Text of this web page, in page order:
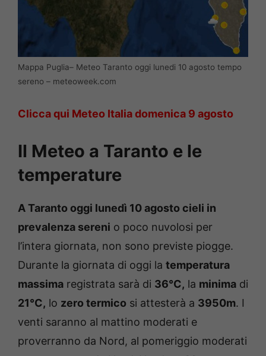
Mappa Puglia– Meteo Taranto oggi lunedi 10 agosto tempo
sereno – meteoweek.com
Clicca qui Meteo Italia domenica 9 agosto
Il Meteo a Taranto e le
temperature
A Taranto oggi lunedì 10 agosto cieli in
prevalenza sereni o poco nuvolosi per
l’intera giornata, non sono previste piogge.
Durante la giornata di oggi la temperatura
massima registrata sarà di 36°C, la minima di
21°C, lo zero termico si attesterà a 3950m. I
venti saranno al mattino moderati e
proverranno da Nord, al pomeriggio moderati